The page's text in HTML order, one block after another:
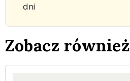
dni
Zobacz również